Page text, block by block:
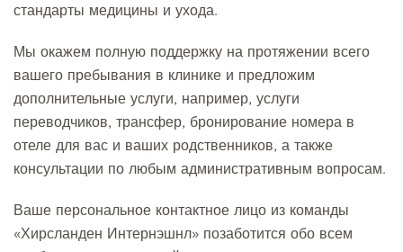
стандарты медицины и ухода.
Мы окажем полную поддержку на протяжении всего
вашего пребывания в клинике и предложим
дополнительные услуги, например, услуги
переводчиков, трансфер, бронирование номера в
отеле для вас и ваших родственников, а также
консультации по любым административным вопросам.
Ваше персональное контактное лицо из команды
«Хирсланден Интернэшнл» позаботится обо всем